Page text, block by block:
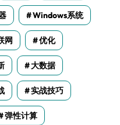
Windows系统
网 优化
大数据
实战技巧
弹性计算